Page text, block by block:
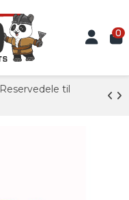
0
Reservedele til